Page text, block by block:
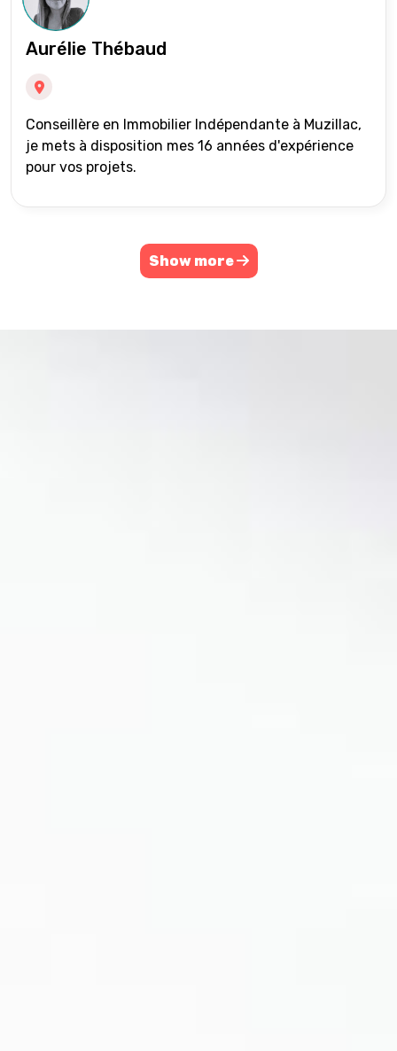
Aurélie Thébaud
Conseillère en Immobilier Indépendante à Muzillac,
je mets à disposition mes 16 années d'expérience
pour vos projets.
Show more